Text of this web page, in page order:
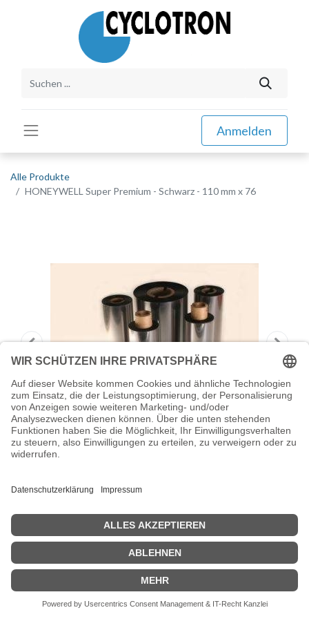
Anmelden
Alle Produkte
HONEYWELL Super Premium - Schwarz - 110 mm x 76
HONEYWELL Super Premium - Schwarz
- 110 mm x 76
Intermec Super Premium - Schwarz - 110 mm x 76 m - Farbband
Zeige Preise inklusiv MwSt. (Brutto)
166,98€ inkl. MwSt.